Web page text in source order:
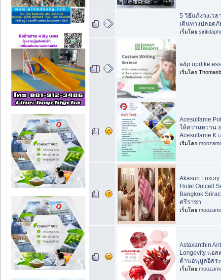
5 วิธีแก้ง่วงเว
เดินทางปลอดภั
เริ่มโดย
a&p updike
เริ่มโดย
Acesulfame
ให้ความหวาน
Acesulfame K
เริ่มโดย
Akasuri
Hotel Outcall
Bangkok
ศรีราชา
เริ่มโดย
Astaxanthin
Longevity แอ
ต้านอนุมูลอิสระ
เริ่มโดย